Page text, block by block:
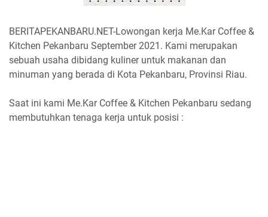
BERITAPEKANBARU.NET-Lowongan kerja Me.Kar Coffee &
Kitchen Pekanbaru September 2021. Kami merupakan
sebuah usaha dibidang kuliner untuk makanan dan
minuman yang berada di Kota Pekanbaru, Provinsi Riau.
Saat ini kami Me.Kar Coffee & Kitchen Pekanbaru sedang
membutuhkan tenaga kerja untuk posisi :